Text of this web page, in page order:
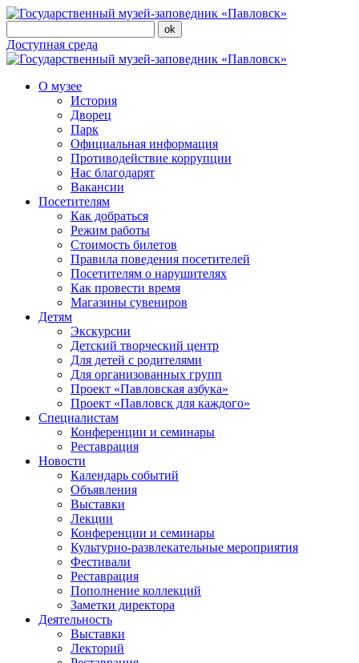
Доступная среда
О музее
История
Дворец
Парк
Официальная информация
Противодействие коррупции
Нас благодарят
Вакансии
Посетителям
Как добраться
Режим работы
Стоимость билетов
Правила поведения посетителей
Посетителям о нарушителях
Как провести время
Магазины сувениров
Детям
Экскурсии
Детский творческий центр
Для детей с родителями
Для организованных групп
Проект «Павловская азбука»
Проект «Павловск для каждого»
Специалистам
Конференции и семинары
Реставрация
Новости
Календарь событий
Объявления
Выставки
Лекции
Конференции и семинары
Культурно-развлекательные мероприятия
Фестивали
Реставрация
Пополнение коллекций
Заметки директора
Деятельность
Выставки
Лекторий